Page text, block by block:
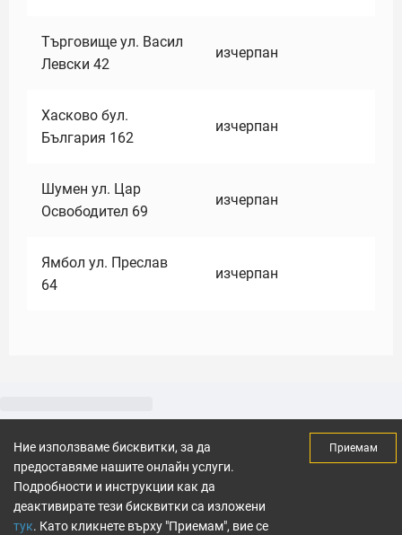
Търговище ул. Васил
Левски 42
изчерпан
Хасково бул.
България 162
изчерпан
Шумен ул. Цар
Освободител 69
изчерпан
Ямбол ул. Преслав
64
изчерпан
Ние използваме бисквитки, за да
предоставяме нашите онлайн услуги.
Подробности и инструкции как да
деактивирате тези бисквитки са изложени
тук. Като кликнете върху "Приемам", вие се
Приемам